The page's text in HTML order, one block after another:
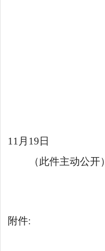
11 月 19 日
（此件主动公开）
附件: